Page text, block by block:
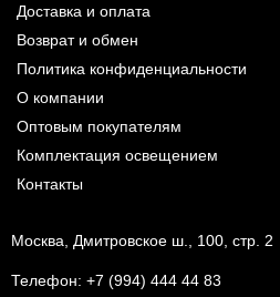
Доставка и оплата
Возврат и обмен
Политика конфиденциальности
О компании
Оптовым покупателям
Комплектация освещением
Контакты
Москва, Дмитровское ш., 100, стр. 2
Телефон: +7 (994) 444 44 83